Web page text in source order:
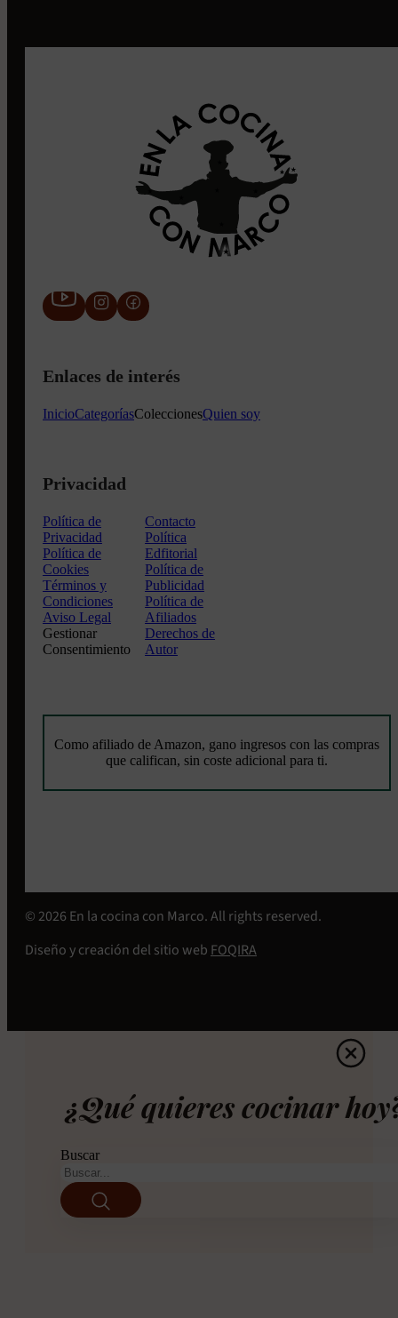
Enlaces de interés
InicioCategoríasColeccionesQuien soy
Privacidad
Política de
Privacidad
Política de
Cookies
Términos y
Condiciones
Aviso Legal
Gestionar
Consentimiento
Contacto
Política
Edfitorial
Política de
Publicidad
Política de
Afiliados
Derechos de
Autor
Como afiliado de Amazon, gano ingresos con las compras
que califican, sin coste adicional para ti.
© 2026 En la cocina con Marco. All rights reserved.
Diseño y creación del sitio web FOQIRA
¿Qué quieres cocinar
Buscar